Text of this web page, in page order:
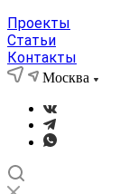
Проекты
Статьи
Контакты
Москва